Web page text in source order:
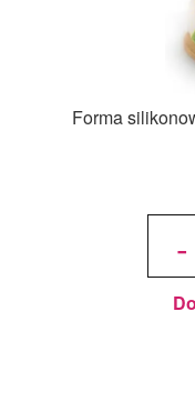
Forma
-
3D
85